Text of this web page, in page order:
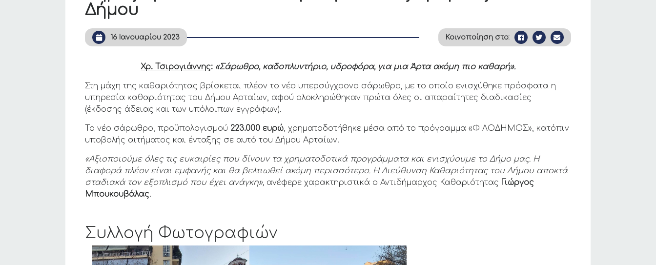
Δήμου
16 Ιανουαρίου 2023 Κοινοποίηση στο:
Χρ. Τσιρογιάννης: «Σάρωθρο, καδοπλυντήριο, υδροφόρα, για μια Άρτα ακόμη πιο καθαρή».
Στη μάχη της καθαριότητας βρίσκεται πλέον το νέο υπερσύγχρονο σάρωθρο, με το οποίο ενισχύθηκε πρόσφατα η
υπηρεσία καθαριότητας του Δήμου Αρταίων, αφού ολοκληρώθηκαν πρώτα όλες οι απαραίτητες διαδικασίες
(έκδοσης άδειας και των υπόλοιπων εγγράφων).
Το νέο σάρωθρο, προϋπολογισμού 223.000 ευρώ, χρηματοδοτήθηκε μέσα από το πρόγραμμα «ΦΙΛΟΔΗΜΟΣ», κατόπιν
υποβολής αιτήματος και ένταξης σε αυτό του Δήμου Αρταίων.
«Αξιοποιούμε όλες τις ευκαιρίες που δίνουν τα χρηματοδοτικά προγράμματα και ενισχύουμε το Δήμο μας. Η
διαφορά πλέον είναι εμφανής και θα βελτιωθεί ακόμη περισσότερο. Η Διεύθυνση Καθαριότητας του Δήμου αποκτά
σταδιακά τον εξοπλισμό που έχει ανάγκη», ανέφερε χαρακτηριστικά ο Αντιδήμαρχος Καθαριότητας Γιώργος
Μπουκουβάλας.
Συλλογή Φωτογραφιών